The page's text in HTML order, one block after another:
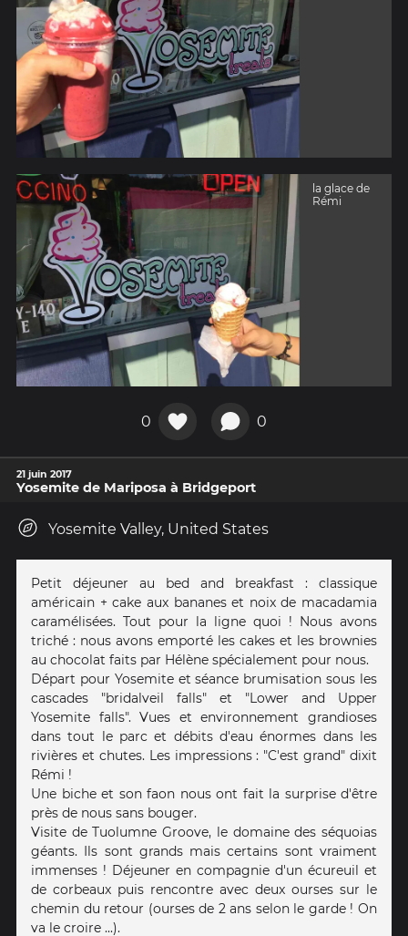
la glace de
Rémi
0 0
21 juin 2017
Yosemite de Mariposa à Bridgeport
Yosemite Valley, United States
Petit déjeuner au bed and breakfast : classique
américain + cake aux bananes et noix de macadamia
caramélisées. Tout pour la ligne quoi ! Nous avons
triché : nous avons emporté les cakes et les brownies
au chocolat faits par Hélène spécialement pour nous.
Départ pour Yosemite et séance brumisation sous les
cascades "bridalveil falls" et "Lower and Upper
Yosemite falls". Vues et environnement grandioses
dans tout le parc et débits d'eau énormes dans les
rivières et chutes. Les impressions : "C'est grand" dixit
Rémi !
Une biche et son faon nous ont fait la surprise d'être
près de nous sans bouger.
Visite de Tuolumne Groove, le domaine des séquoias
géants. Ils sont grands mais certains sont vraiment
immenses ! Déjeuner en compagnie d'un écureuil et
de corbeaux puis rencontre avec deux ourses sur le
chemin du retour (ourses de 2 ans selon le garde ! On
va le croire ...).